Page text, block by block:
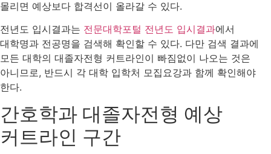
몰리면 예상보다 합격선이 올라갈 수 있다.
전년도 입시결과는 전문대학포털 전년도 입시결과에서
대학명과 전공명을 검색해 확인할 수 있다. 다만 검색 결과에
모든 대학의 대졸자전형 커트라인이 빠짐없이 나오는 것은
아니므로, 반드시 각 대학 입학처 모집요강과 함께 확인해야
한다.
간호학과 대졸자전형 예상
커트라인 구간